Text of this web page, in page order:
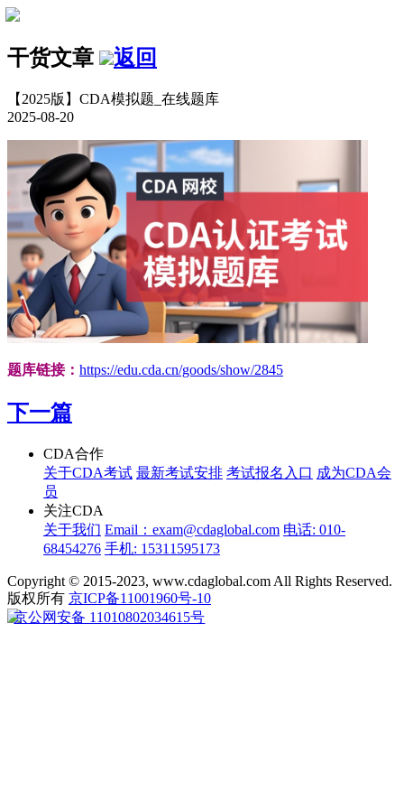
干货文章 返回
【2025版】CDA模拟题_在线题库
2025-08-20
题库链接： https://edu.cda.cn/goods/show/2845
下一篇
CDA合作
关于CDA考试 最新考试安排 考试报名入口 成为CDA会
员
关注CDA
关于我们 Email：exam@cdaglobal.com 电话: 010-
68454276 手机: 15311595173
Copyright © 2015-2023, www.cdaglobal.com All Rights Reserved.
版权所有 京ICP备11001960号-10
京公网安备 11010802034615号